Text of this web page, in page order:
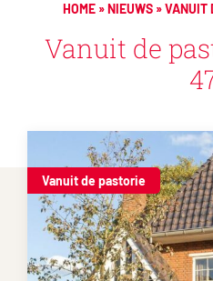
HOME »NIEUWS »VANUIT
Vanuit de
Vanuit de pastorie